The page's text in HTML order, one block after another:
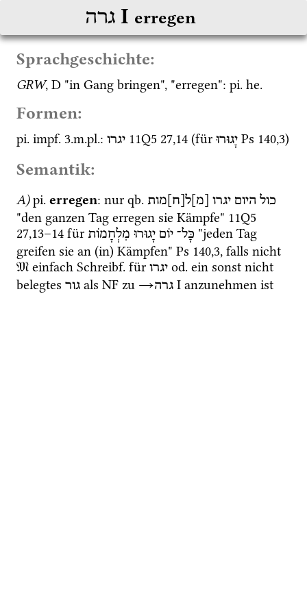
גרה‎ I erregen
Sprachgeschichte:
GRW, D "in Gang bringen", "erregen": pi. he.
Formen:
pi. impf. 3.m.pl.: יגרו 11Q5 27,14 (für יָגוּרוּ Ps 140,3)
Semantik:
A)pi. erregen: nur qb. כול היום יגרו [מ]ל[ח]מות
"den ganzen Tag erregen sie Kämpfe" 11Q5
27,13–14 für כָּל־ יוֹם יָגוּרוּ מִלְחָמוֹת
"jeden Tag
greifen sie an (in) Kämpfen" Ps 140,3
𝔐 einfach Schreibf. für יגרו od. ein sonst nicht
belegtes גור als NF zu →גרה ‎ I anzunehmen ist